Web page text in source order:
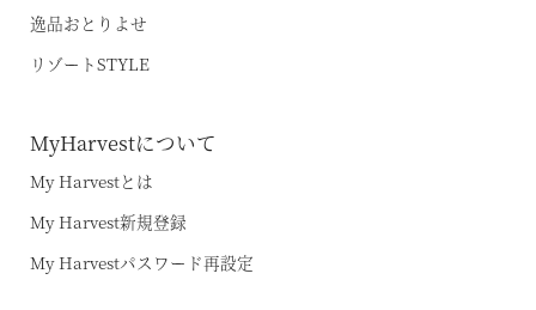
逸品おとりよせ
リゾートSTYLE
MyHarvestについて
My Harvestとは
My Harvest新規登録
My Harvestパスワード再設定